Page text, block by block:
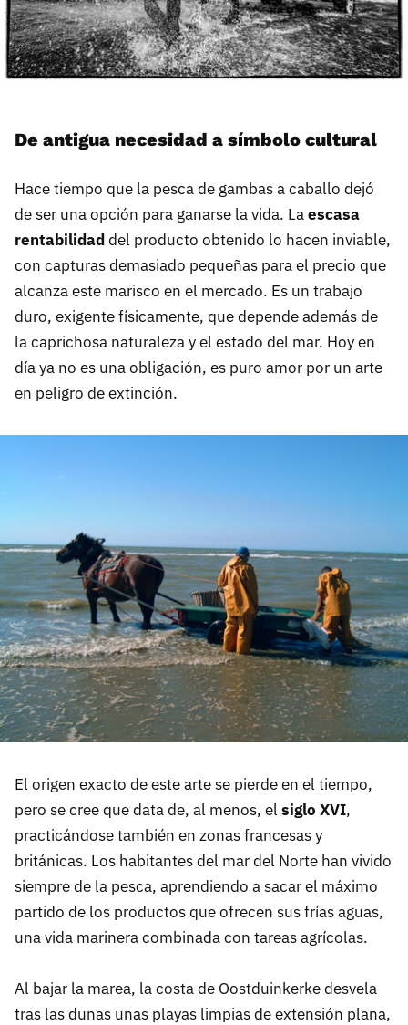
De antigua necesidad a símbolo cultural
Hace tiempo que la pesca de gambas a caballo dejó
de ser una opción para ganarse la vida. Laescasa
rentabilidaddel producto obtenido lo hacen inviable,
con capturas demasiado pequeñas para el precio que
alcanza este marisco en el mercado. Es un trabajo
duro, exigente físicamente, que depende además de
la caprichosa naturaleza y el estado del mar. Hoy en
día ya no es una obligación, es puro amor por un arte
en peligro de extinción.
El origen exacto de este arte se pierde en el tiempo,
pero se cree que data de, al menos, el siglo XVI,
practicándose también en zonas francesas y
británicas. Los habitantes del mar del Norte han vivido
siempre de la pesca, aprendiendo a sacar el máximo
partido de los productos que ofrecen sus frías aguas,
una vida marinera combinada con tareas agrícolas.
Al bajar la marea, la costa de Oostduinkerke desvela
tras las dunas unas playas limpias de extensión plana,